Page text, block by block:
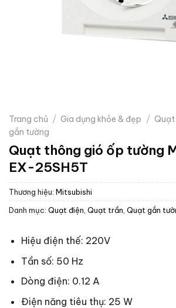
Trang chủ / Gia dụng khỏe & đẹp / Quạt
gắn tường
Quạt thông gió ốp tường
EX-25SH5T
Thương hiệu: Mitsubishi
Danh mục: Quạt điện, Quạt trần, Quạt gắn
Hiệu điện thế: 220V
Tần số: 50 Hz
Dòng điện: 0.12 A
Điện năng tiêu thụ: 25 W